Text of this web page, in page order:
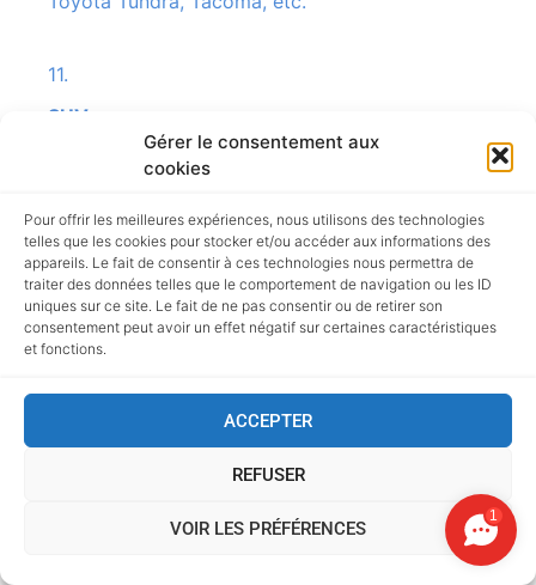
Gérer le consentement aux
cookies
Pour offrir les meilleures expériences, nous utilisons des technologies
telles que les cookies pour stocker et/ou accéder aux informations des
appareils. Le fait de consentir à ces technologies nous permettra de
traiter des données telles que le comportement de navigation ou les ID
uniques sur ce site. Le fait de ne pas consentir ou de retirer son
consentement peut avoir un effet négatif sur certaines caractéristiques
et fonctions.
ACCEPTER
REFUSER
VOIR LES PRÉFÉRENCES
11.
SUV :.
Voyager, Pacifica, Aspen Dodge Durango,
Journey, Ford Explorer, Expedition, Escape,
Flex, Edge, Hummer H1, H2, H3, Infinity FX, QX,
Lincoln MKC, Nautilus, Navigator, Corsair,
Aviator, Toyota Highlander, 4 Runner, C HR, FJ
MUSCLE CAR :.
Corvette, Cobra, Ford Mustang, Démon, etc.
1